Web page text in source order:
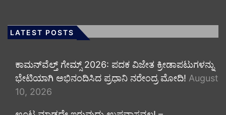
LATEST POSTS
ಕಾಮನ್‌ವೆಲ್ತ್ ಗೇಮ್ಸ್ 2026: ಪದಕ ವಿಜೇತ ಕ್ರೀಡಾಪಟುಗಳನ್ನು
ಭೇಟಿಯಾಗಿ ಅಭಿನಂದಿಸಿದ ಪ್ರಧಾನಿ ನರೇಂದ್ರ ಮೋದಿ! August
10, 2026